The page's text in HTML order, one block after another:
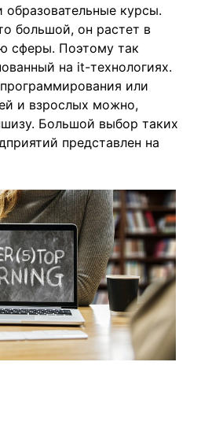
курсы.
большой, он растет в
сферы. Поэтому так
на it-технологиях.
или
и взрослых можно,
Большой выбор таких
представлен на